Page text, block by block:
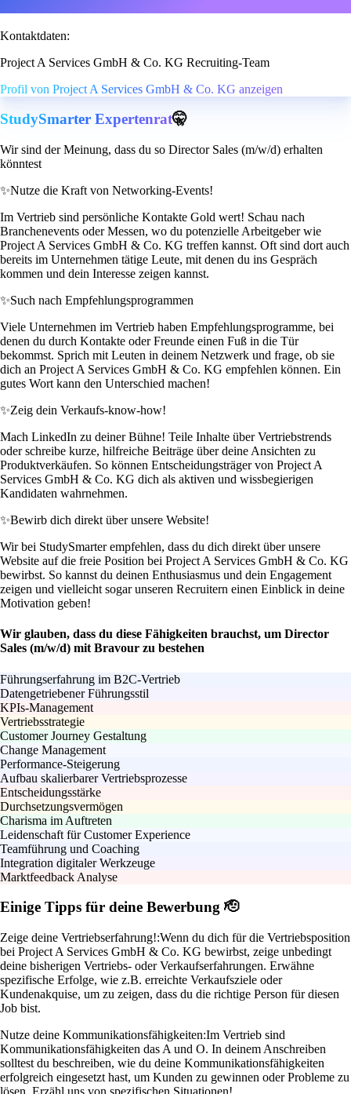
Kontaktdaten:
Project A Services GmbH & Co. KG Recruiting-Team
Profil von Project A Services GmbH & Co. KG anzeigen
StudySmarter Expertenrat🤫
Wir sind der Meinung, dass du so Director Sales (m/w/d) erhalten
könntest
✨Nutze die Kraft von Networking-Events!
Im Vertrieb sind persönliche Kontakte Gold wert! Schau nach
Branchenevents oder Messen, wo du potenzielle Arbeitgeber wie
Project A Services GmbH & Co. KG treffen kannst. Oft sind dort auch
bereits im Unternehmen tätige Leute, mit denen du ins Gespräch
kommen und dein Interesse zeigen kannst.
✨Such nach Empfehlungsprogrammen
Viele Unternehmen im Vertrieb haben Empfehlungsprogramme, bei
denen du durch Kontakte oder Freunde einen Fuß in die Tür
bekommst. Sprich mit Leuten in deinem Netzwerk und frage, ob sie
dich an Project A Services GmbH & Co. KG empfehlen können. Ein
gutes Wort kann den Unterschied machen!
✨Zeig dein Verkaufs-know-how!
Mach LinkedIn zu deiner Bühne! Teile Inhalte über Vertriebstrends
oder schreibe kurze, hilfreiche Beiträge über deine Ansichten zu
Produktverkäufen. So können Entscheidungsträger von Project A
Services GmbH & Co. KG dich als aktiven und wissbegierigen
Kandidaten wahrnehmen.
✨Bewirb dich direkt über unsere Website!
Wir bei StudySmarter empfehlen, dass du dich direkt über unsere
Website auf die freie Position bei Project A Services GmbH & Co. KG
bewirbst. So kannst du deinen Enthusiasmus und dein Engagement
zeigen und vielleicht sogar unseren Recruitern einen Einblick in deine
Motivation geben!
Wir glauben, dass du diese Fähigkeiten brauchst, um Director
Sales (m/w/d) mit Bravour zu bestehen
Führungserfahrung im B2C-Vertrieb
Datengetriebener Führungsstil
KPIs-Management
Vertriebsstrategie
Customer Journey Gestaltung
Change Management
Performance-Steigerung
Aufbau skalierbarer Vertriebsprozesse
Entscheidungsstärke
Durchsetzungsvermögen
Charisma im Auftreten
Leidenschaft für Customer Experience
Teamführung und Coaching
Integration digitaler Werkzeuge
Marktfeedback Analyse
Einige Tipps für deine Bewerbung 🫡
Zeige deine Vertriebserfahrung!:Wenn du dich für die Vertriebsposition
bei Project A Services GmbH & Co. KG bewirbst, zeige unbedingt
deine bisherigen Vertriebs- oder Verkaufserfahrungen. Erwähne
spezifische Erfolge, wie z.B. erreichte Verkaufsziele oder
Kundenakquise, um zu zeigen, dass du die richtige Person für diesen
Job bist.
Nutze deine Kommunikationsfähigkeiten:Im Vertrieb sind
Kommunikationsfähigkeiten das A und O. In deinem Anschreiben
solltest du beschreiben, wie du deine Kommunikationsfähigkeiten
erfolgreich eingesetzt hast, um Kunden zu gewinnen oder Probleme zu